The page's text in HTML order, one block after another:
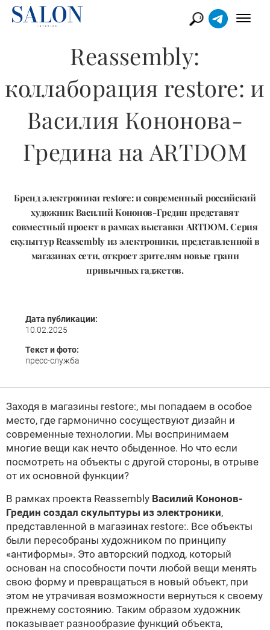
Reassembly:
коллаборация restore: и
Василия Кононова-
Гредина на ARTDOM
Бренд электроники restore: и современный российский
художник Василий Кононов-Гредин представят
совместный проект в рамках выставки ARTDOM. Серия
скульптур Reassembly из электроники, представленной в
магазинах сети, откроет зрителям новые грани
привычных гаджетов.
Дата публикации:
10.02.2025
Текст и фото:
пресс-служба
Заходя в магазины restore:, мы попадаем в особое
место, где гармонично сосуществуют дизайн и
современные технологии. Мы воспринимаем
многие вещи как нечто обыденное. Но что если
посмотреть на объекты с другой стороны, в отрыве
от их основной функции?
В рамках проекта Reassembly Василий Кононов-
Гредин создал скульптуры из электроники,
представленной в магазинах restore:. Все объекты
были пересобраны художником по принципу
«антиформы». Это авторский подход, который
основан на способности почти любой вещи менять
свою форму и превращаться в новый объект, при
этом не утрачивая возможности вернуться к своему
прежнему состоянию. Таким образом художник
показывает разнообразие функций объекта,